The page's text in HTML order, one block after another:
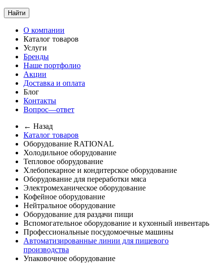
Найти
О компании
Каталог товаров
Услуги
Бренды
Наше портфолио
Акции
Доставка и оплата
Блог
Контакты
Вопрос—ответ
← Назад
Каталог товаров
Оборудование RATIONAL
Холодильное оборудование
Тепловое оборудование
Хлебопекарное и кондитерское оборудование
Оборудование для переработки мяса
Электромеханическое оборудование
Кофейное оборудование
Нейтральное оборудование
Оборудование для раздачи пищи
Вспомогательное оборудование и кухонный инвентарь
Профессиональные посудомоечные машины
Автоматизированные линии для пищевого
производства
Упаковочное оборудование